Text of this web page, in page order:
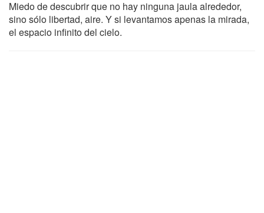
Miedo de descubrir que no hay ninguna jaula alrededor,
sino sólo libertad, aire. Y si levantamos apenas la mirada,
el espacio infinito del cielo.